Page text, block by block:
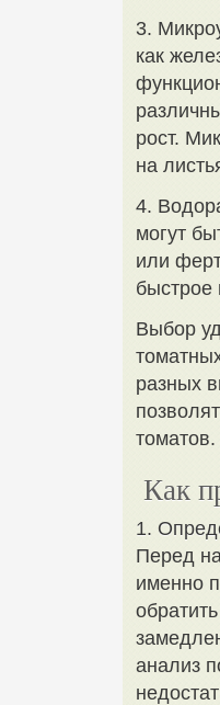
3.
как
рост.
на
4.
могут
или
быстрое
Выбор
разных
томатов.
Как
1.
Перед
именно
анализ